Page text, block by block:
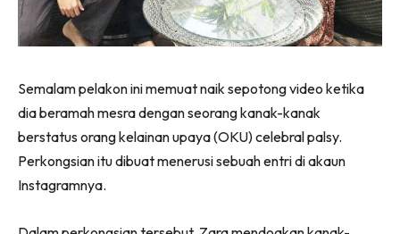
Semalam pelakon ini memuat naik sepotong video ketika
dia beramah mesra dengan seorang kanak-kanak
berstatus orang kelainan upaya (OKU) celebral palsy.
Perkongsian itu dibuat menerusi sebuah entri di akaun
Instagramnya.